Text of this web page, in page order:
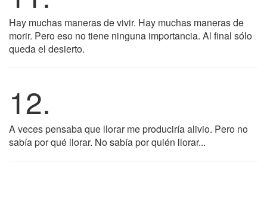
Hay muchas maneras de vivir. Hay muchas maneras de
morir. Pero eso no tiene ninguna importancia. Al final sólo
queda el desierto.
12.
A veces pensaba que llorar me produciría alivio. Pero no
sabía por qué llorar. No sabía por quién llorar...